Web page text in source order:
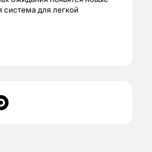
система для легкой